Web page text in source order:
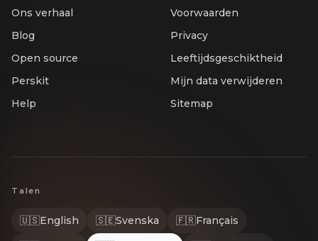
Ons verhaal
Blog
Open source
Perskit
Help
Voorwaarden
Privacy
Leeftijdsgeschiktheid
Mijn data verwijderen
Sitemap
Talen
🇺🇸English 🇸🇪Svenska 🇫🇷Français